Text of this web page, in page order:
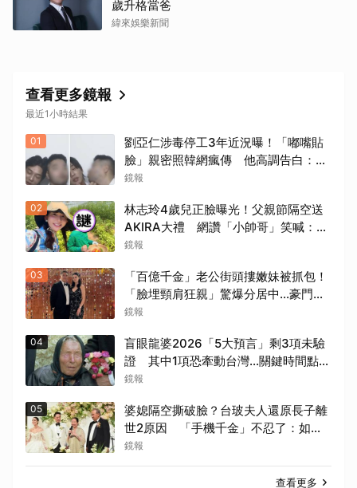
歲升格當爸
緯來娛樂新聞
查看更多鏡報
最近1小時結果
01
劉亞仁涉毒停工3年近況曝！「嘟嘴貼
臉」親密照韓網瘋傳 他高調告白：愛
你
鏡報
02
林志玲4歲兒正臉曝光！父親節隔空送
AKIRA大禮 網讚「小帥哥」笑喊：再
生一個
鏡報
03
「百億千金」老公街頭摟嫩妹被抓包！
「臉埋頸肩狂親」驚爆分居中...豪門婚
變+1
鏡報
04
盲眼龍婆2026「5大預言」剩3項未驗
證 其中1項恐牽動台灣...關鍵時間點曝
光
鏡報
05
婆媳隔空撕破臉？台玻夫人還原長子離
世2原因 「手機千金」不忍了：如其
說還需要離開嗎？
鏡報
查看更多